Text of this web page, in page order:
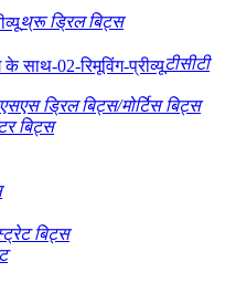
थ्रू ड्रिल बिट्स
टीसीटी
ड्रिल बिट्स/मोर्टिस बिट्स
बिट्स
बिट्स